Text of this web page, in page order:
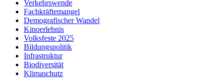
Verkehrswende
Fachkräftemangel
Demografischer Wandel
Kinoerlebnis
Volksfeste 2025
Bildungspolitik
Infrastruktur
Biodiversität
Klimaschutz